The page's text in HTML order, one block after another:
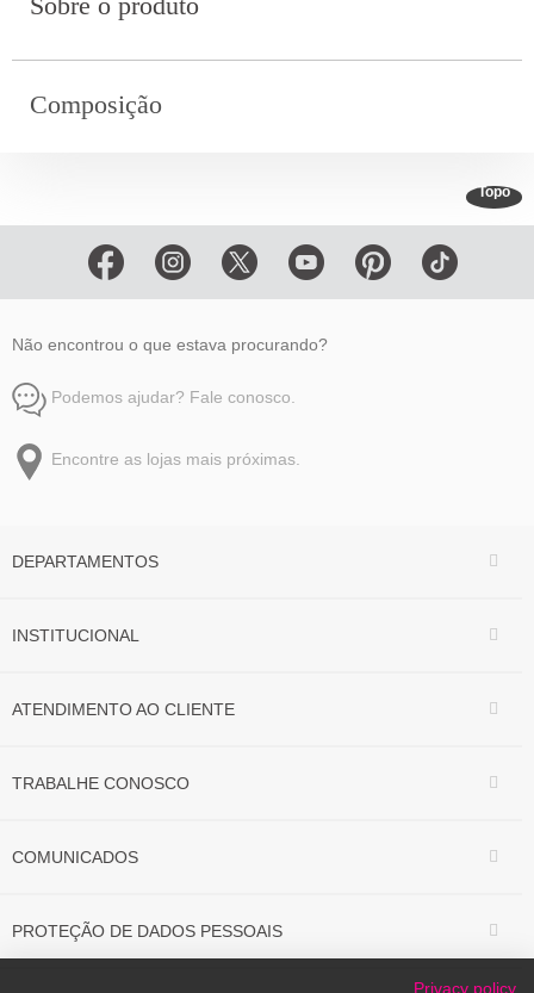
Composição
Topo
Não encontrou o que estava procurando?
Podemos ajudar? Fale conosco.
Encontre as lojas mais próximas.
DEPARTAMENTOS
INSTITUCIONAL
ATENDIMENTO AO CLIENTE
TRABALHE CONOSCO
COMUNICADOS
PROTEÇÃO DE DADOS PESSOAIS
Privacy policy